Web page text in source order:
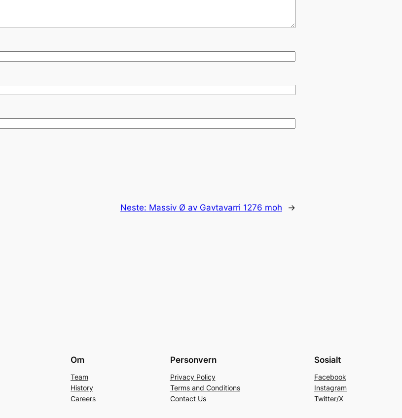
Neste: Massiv Ø av Gavtavarri 1276 moh →
Om
Team
History
Careers
Personvern
Privacy Policy
Terms and Conditions
Contact Us
Sosialt
Facebook
Instagram
Twitter/X